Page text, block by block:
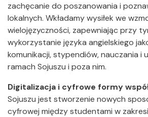
zachęcanie do poszanowania i
lokalnych. Wkładamy wysiłek we
wielojęzyczności, zapewniając przy
wykorzystanie języka angielskiego
komunikacji, stypendiów, nauczania i
ramach Sojuszu i poza nim.
Digitalizacja i cyfrowe formy
Sojuszu jest stworzenie nowych
cyfrowej między studentami w